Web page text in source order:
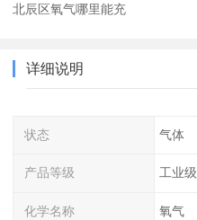
北辰区氧气哪里能充
详细说明
状态 气体
产品等级 工业级
化学名称 氧气